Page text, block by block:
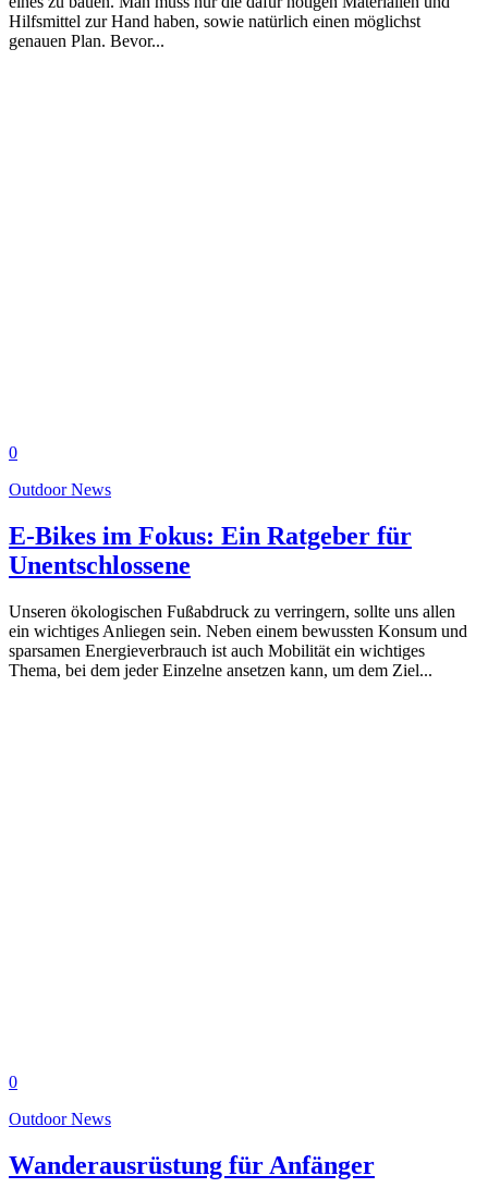
Hilfsmittel zur Hand haben, sowie natürlich einen möglichst
genauen Plan. Bevor...
0
Outdoor News
E-Bikes im Fokus: Ein Ratgeber für
Unentschlossene
Unseren ökologischen Fußabdruck zu verringern, sollte uns allen
ein wichtiges Anliegen sein. Neben einem bewussten Konsum und
sparsamen Energieverbrauch ist auch Mobilität ein wichtiges
Thema, bei dem jeder Einzelne ansetzen kann, um dem Ziel...
0
Outdoor News
Wanderausrüstung für Anfänger